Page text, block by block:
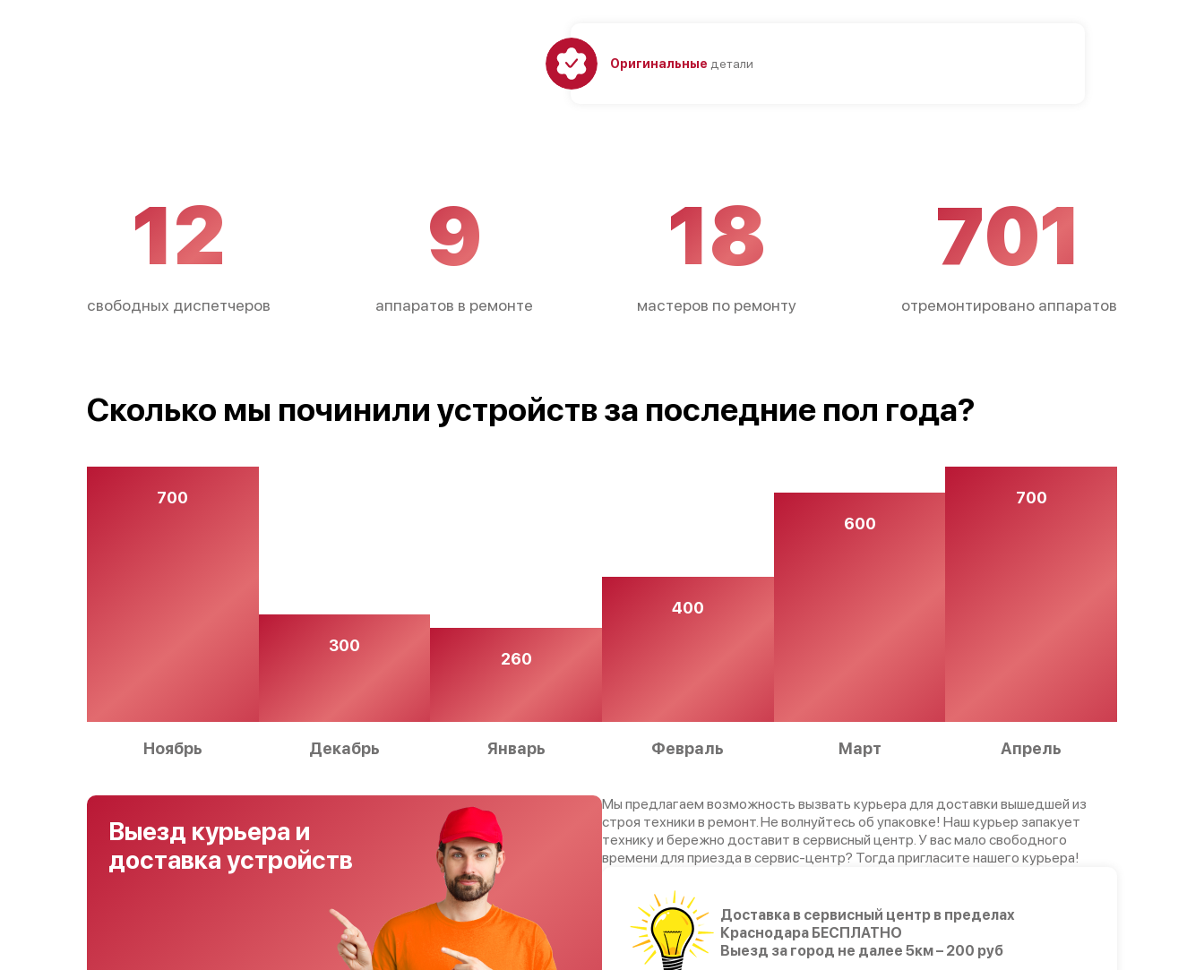
Оригинальные детали
12
свободных диспетчеров
9
аппаратов в ремонте
18
мастеров по ремонту
701
отремонтировано аппаратов
Сколько мы починили устройств за последние пол года?
700
Ноябрь
300
Декабрь
260
Январь
400
Февраль
600
Март
700
Апрель
Выезд курьера и
доставка устройств
Мы предлагаем возможность вызвать курьера для доставки вышедшей из
строя техники в ремонт. Не волнуйтесь об упаковке! Наш курьер запакует
технику и бережно доставит в сервисный центр. У вас мало свободного
времени для приезда в сервис-центр? Тогда пригласите нашего курьера!
Доставка в сервисный центр в пределах
Краснодара БЕСПЛАТНО
Выезд за город не далее 5км – 200 руб